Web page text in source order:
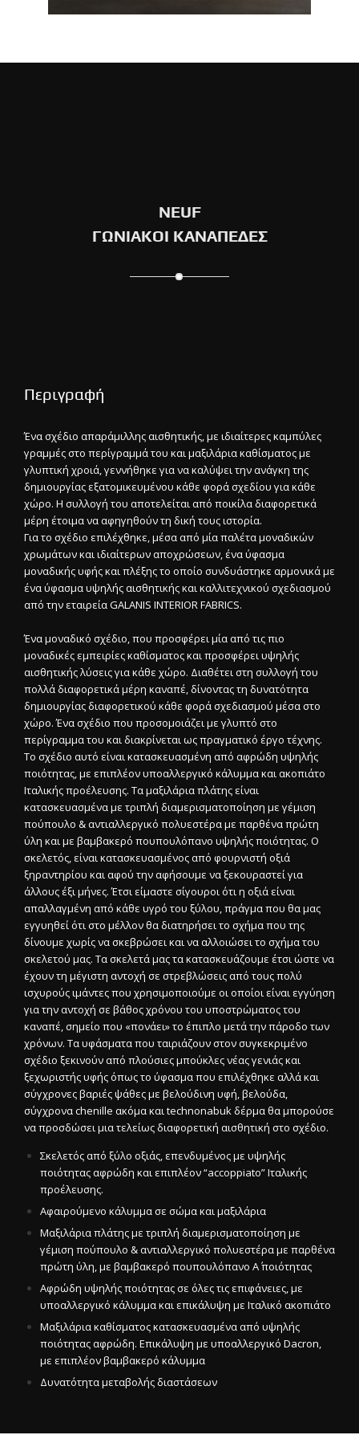
NEUF
ΓΩΝΙΑΚΟΙ ΚΑΝΑΠΕΔΕΣ
Περιγραφή
Ένα σχέδιο απαράμιλλης αισθητικής, με ιδιαίτερες καμπύλες
γραμμές στο περίγραμμά του και μαξιλάρια καθίσματος με
γλυπτική χροιά, γεννήθηκε για να καλύψει την ανάγκη της
δημιουργίας εξατομικευμένου κάθε φορά σχεδίου για κάθε
χώρο. Η συλλογή του αποτελείται από ποικίλα διαφορετικά
μέρη έτοιμα να αφηγηθούν τη δική τους ιστορία.
Για το σχέδιο επιλέχθηκε, μέσα από μία παλέτα μοναδικών
χρωμάτων και ιδιαίτερων αποχρώσεων, ένα ύφασμα
μοναδικής υφής και πλέξης το οποίο συνδυάστηκε αρμονικά με
ένα ύφασμα υψηλής αισθητικής και καλλιτεχνικού σχεδιασμού
από την εταιρεία GALANIS INTERIOR FABRICS.
Ένα μοναδικό σχέδιο, που προσφέρει μία από τις πιο
μοναδικές εμπειρίες καθίσματος και προσφέρει υψηλής
αισθητικής λύσεις για κάθε χώρο. Διαθέτει στη συλλογή του
πολλά διαφορετικά μέρη καναπέ, δίνοντας τη δυνατότητα
δημιουργίας διαφορετικού κάθε φορά σχεδιασμού μέσα στο
χώρο. Ένα σχέδιο που προσομοιάζει με γλυπτό στο
περίγραμμα του και διακρίνεται ως πραγματικό έργο τέχνης.
Το σχέδιο αυτό είναι κατασκευασμένη από αφρώδη υψηλής
ποιότητας, με επιπλέον υποαλλεργικό κάλυμμα και ακοπιάτο
Ιταλικής προέλευσης. Τα μαξιλάρια πλάτης είναι
κατασκευασμένα με τριπλή διαμερισματοποίηση με γέμιση
πούπουλο & αντιαλλεργικό πολυεστέρα με παρθένα πρώτη
ύλη και με βαμβακερό πουπουλόπανο υψηλής ποιότητας. Ο
σκελετός, είναι κατασκευασμένος από φουρνιστή οξιά
ξηραντηρίου και αφού την αφήσουμε να ξεκουραστεί για
άλλους έξι μήνες. Έτσι είμαστε σίγουροι ότι η οξιά είναι
απαλλαγμένη από κάθε υγρό του ξύλου, πράγμα που θα μας
εγγυηθεί ότι στο μέλλον θα διατηρήσει το σχήμα που της
δίνουμε χωρίς να σκεβρώσει και να αλλοιώσει το σχήμα του
σκελετού μας. Τα σκελετά μας τα κατασκευάζουμε έτσι ώστε να
έχουν τη μέγιστη αντοχή σε στρεβλώσεις από τους πολύ
ισχυρούς ιμάντες που χρησιμοποιούμε οι οποίοι είναι εγγύηση
για την αντοχή σε βάθος χρόνου του υποστρώματος του
καναπέ, σημείο που «πονάει» το έπιπλο μετά την πάροδο των
χρόνων. Τα υφάσματα που ταιριάζουν στον συγκεκριμένο
σχέδιο ξεκινούν από πλούσιες μπούκλες νέας γενιάς και
ξεχωριστής υφής όπως το ύφασμα που επιλέχθηκε αλλά και
σύγχρονες βαριές ψάθες με βελούδινη υφή, βελούδα,
σύγχρονα chenille ακόμα και technonabuk δέρμα θα μπορούσε
να προσδώσει μια τελείως διαφορετική αισθητική στο σχέδιο.
Σκελετός από ξύλο οξιάς, επενδυμένος με υψηλής
ποιότητας αφρώδη και επιπλέον “accoppiato” Ιταλικής
προέλευσης.
Αφαιρούμενο κάλυμμα σε σώμα και μαξιλάρια
Μαξιλάρια πλάτης με τριπλή διαμερισματοποίηση με
γέμιση πούπουλο & αντιαλλεργικό πολυεστέρα με παρθένα
πρώτη ύλη, με βαμβακερό πουπουλόπανο Α΄ ποιότητας
Αφρώδη υψηλής ποιότητας σε όλες τις επιφάνειες, με
υποαλλεργικό κάλυμμα και επικάλυψη με Ιταλικό ακοπιάτο
Μαξιλάρια καθίσματος κατασκευασμένα από υψηλής
ποιότητας αφρώδη. Επικάλυψη με υποαλλεργικό Dacron,
με επιπλέον βαμβακερό κάλυμμα
Δυνατότητα μεταβολής διαστάσεων